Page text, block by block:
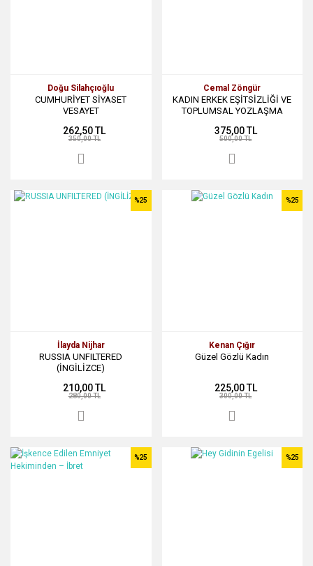
Doğu Silahçıoğlu
CUMHURİYET SİYASET
VESAYET
262,50 TL
350,00 TL
Cemal Zöngür
KADIN ERKEK EŞİTSİZLİĞİ VE
TOPLUMSAL YOZLAŞMA
375,00 TL
500,00 TL
İlayda Nijhar
RUSSIA UNFILTERED
(İNGİLİZCE)
%25
210,00 TL
280,00 TL
Kenan Çığır
Güzel Gözlü Kadın
%25
225,00 TL
300,00 TL
%25 %25